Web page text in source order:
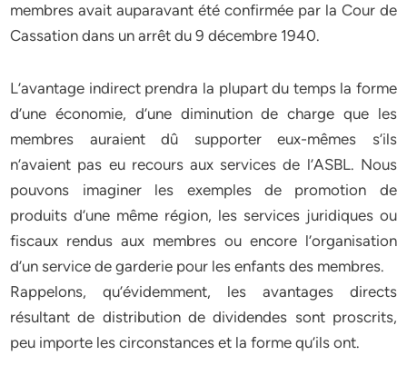
membres avait auparavant été confirmée par la Cour de
Cassation dans un arrêt du 9 décembre 1940.
L’avantage indirect prendra la plupart du temps la forme
d’une économie, d’une diminution de charge que les
membres auraient dû supporter eux-mêmes s’ils
n’avaient pas eu recours aux services de l’ASBL. Nous
pouvons imaginer les exemples de promotion de
produits d’une même région, les services juridiques ou
fiscaux rendus aux membres ou encore l’organisation
d’un service de garderie pour les enfants des membres.
Rappelons, qu’évidemment, les avantages directs
résultant de distribution de dividendes sont proscrits,
peu importe les circonstances et la forme qu’ils ont.